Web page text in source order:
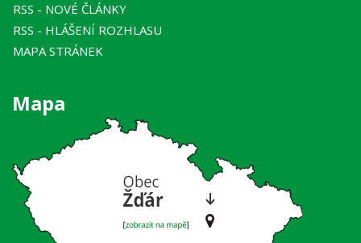
RSS - NOVÉ ČLÁNKY
RSS - HLÁŠENÍ ROZHLASU
MAPA STRÁNEK
Mapa